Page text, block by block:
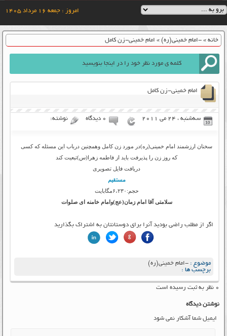
امروز : جمعه ۱۶ مرداد ۱۴۰۵
خانه» -امام خمینی(ره) » امام خمینی-زن کامل
امام خمینی-زن کامل
سه‌شنبه ، 24 می 2011 ۰ دیدگاه نوشته:
سخنان ارزشمند امام خمینی(ره)در مورد زن کامل وهمچنین درباب این مسئله که کسی
که روز زن را پذیرفت باید از فاطمه زهرا(س)تبعیت کند
دریافت فایل تصویری
مستقیم
حجم:۶،۲۳۰مگابایت
سلامتی آقا امام زمان(عج)وامام خامنه ای صلوات
اگر از مطلب راضی بودید آنرا برای دوستانتان به اشتراک بگذارید
موضوع :-امام خمینی(ره)
برچسب ها :
۰ نظر به ثبت رسیده است
نوشتن دیدگاه
ایمیل شما آشکار نمی شود